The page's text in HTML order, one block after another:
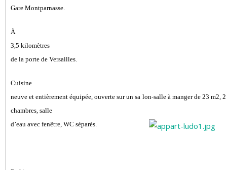
Gare Montparnasse.
À
3,5 kilomètres
de la porte de Versailles.
Cuisine
neuve et entièrement équipée, ouverte sur un sa lon-salle à manger de 23 m2, 2
chambres, salle
d’eau avec fenêtre, WC séparés.